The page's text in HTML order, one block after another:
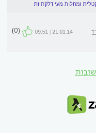
ומחלות מעי דלקתיות
21.01.14 | 09:51
(0)